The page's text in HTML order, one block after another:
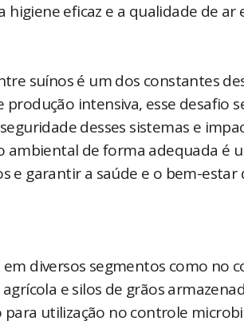
eficaz e a qualidade de ar
suínos é um dos constantes
intensiva, esse desafio
desses sistemas e
ambiental de forma adequada é
e garantir a saúde e o bem-estar
diversos segmentos como no
e silos de grãos
utilização no controle